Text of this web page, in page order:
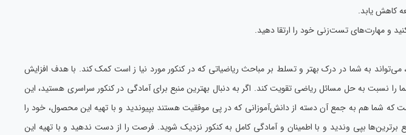
کاهش یابد.
و مهارت‌های تست‌زنی خود را ارتقا دهید.
به شما در درک بهتر و تسلط بر مباحث ریاضیاتی که در کنکور مورد نیا ز است کمک کند. با هدف افزایش
نسبت به حل مسائل ریاضی تقویت کند. اگر به دنبال بهترین منبع برای آمادگی در کنکور سراسری هستید، این
که شما هم به جمع آن دسته از دانش‌آموزانی که در پی موفقیت هستند بپیوندید و با تهیه این محصول، خود را
بپی وندید و با اطمینان و آمادگی کامل به کنکور نزدیک شوید. فرصت را از دست ندهید و با تهیه این